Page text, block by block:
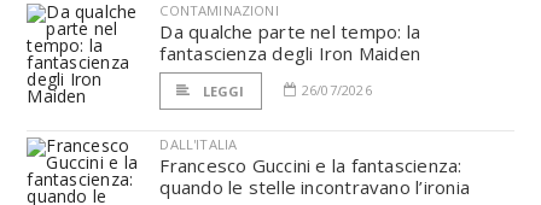
CONTAMINAZIONI
Da qualche parte nel tempo: la
fantascienza degli Iron Maiden
LEGGI 26/07/2026
DALL'ITALIA
Francesco Guccini e la fantascienza:
quando le stelle incontravano l’ironia